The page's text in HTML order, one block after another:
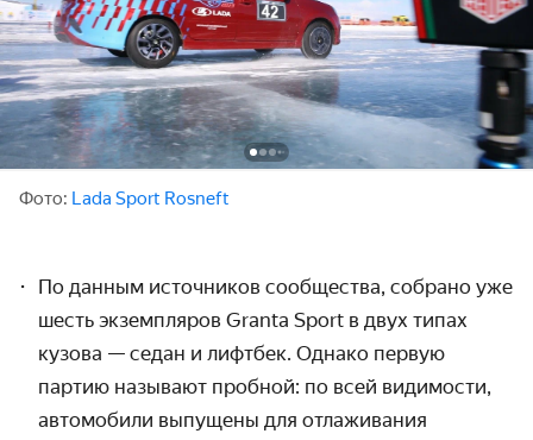
Фото: Lada Sport Rosneft
По данным источников сообщества, собрано уже
шесть экземпляров Granta Sport в двух типах
кузова — седан и лифтбек. Однако первую
партию называют пробной: по всей видимости,
автомобили выпущены для отлаживания